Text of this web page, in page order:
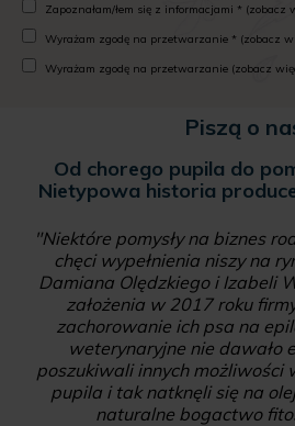
Zapoznałam/łem się z informacjami * (zobacz
Wyrażam zgodę na przetwarzanie * (zobacz
Wyrażam zgodę na przetwarzanie (zobacz
Piszą o
Od chorego pupila do
Nietypowa historia
"Niektóre pomysły na biznes
chęci wypełnienia niszy na
Damiana Olędzkiego i Izabeli
założenia w 2017 roku
zachorowanie ich psa na
weterynaryjne nie dawało
poszukiwali innych możliwości
pupila i tak natknęli się na
naturalne bogactwo